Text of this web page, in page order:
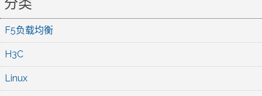
F5负载均衡
H3C
Linux